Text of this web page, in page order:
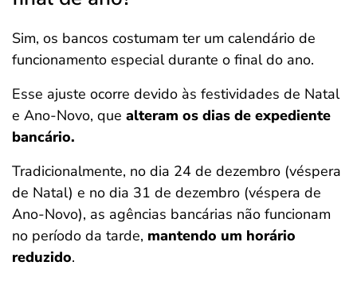
Sim, os bancos costumam ter um calendário de
funcionamento especial durante o final do ano.
Esse ajuste ocorre devido às festividades de Natal
e Ano-Novo, que alteram os dias de expediente
bancário.
Tradicionalmente, no dia 24 de dezembro (véspera
de Natal) e no dia 31 de dezembro (véspera de
Ano-Novo), as agências bancárias não funcionam
no período da tarde, mantendo um horário
reduzido.